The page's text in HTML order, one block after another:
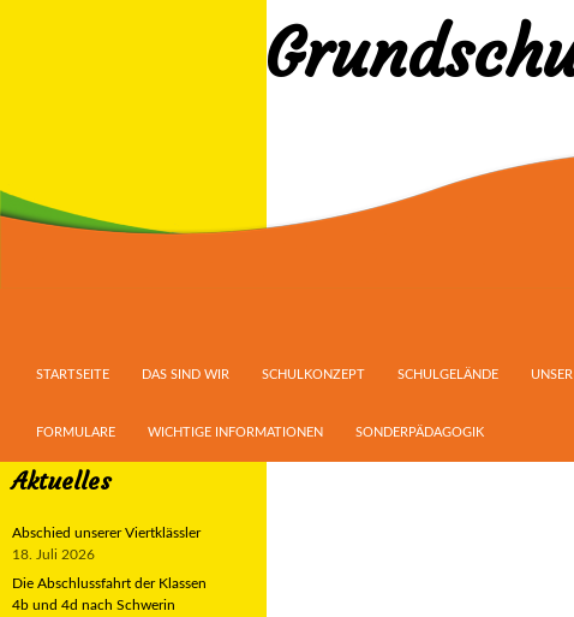
STARTSEITE
DAS SIND WIR SCHULKONZEPT SCHULGELÄNDE
FORMULARE WICHTIGE INFORMATIONEN SONDERPÄDAGOGIK
Aktuelles
Abschied unserer Viertklässler
18. Juli 2026
Die Abschlussfahrt der Klassen
4b und 4d nach Schwerin